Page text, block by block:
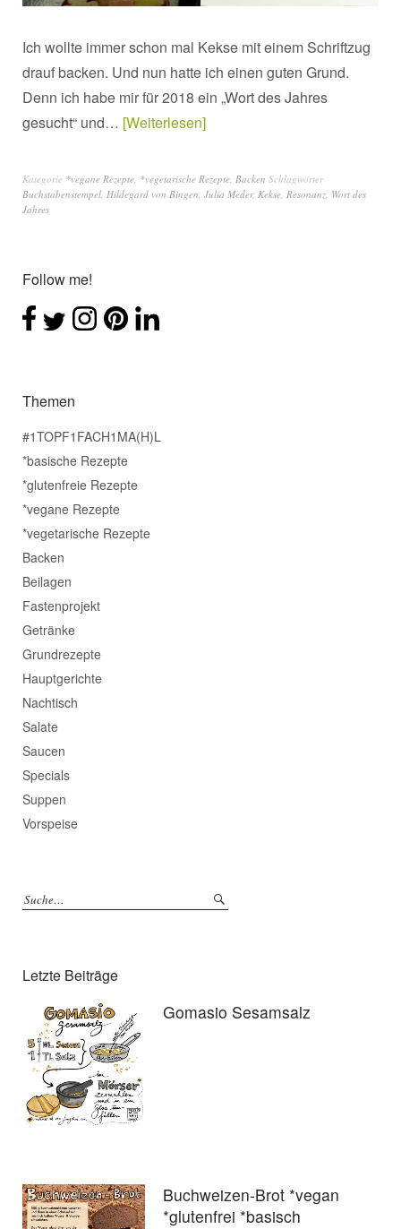
Ich wollte immer schon mal Kekse mit einem Schriftzug
drauf backen. Und nun hatte ich einen guten Grund.
Denn ich habe mir für 2018 ein „Wort des Jahres
gesucht“ und… Weiterlesen
Kategorie *vegane Rezepte *vegetarische Rezepte Backen Schlagwörter
Buchstabenstempel Hildegard von Bingen Julia Meder, Kekse Resonanz Wort des
Jahres
Follow me!
Themen
#1TOPF1FACH1MA(H)L
*basische Rezepte
*glutenfreie Rezepte
*vegane Rezepte
*vegetarische Rezepte
Backen
Beilagen
Fastenprojekt
Getränke
Grundrezepte
Hauptgerichte
Nachtisch
Salate
Saucen
Specials
Suppen
Vorspeise
Letzte Beiträge
Gomasio Sesamsalz
Buchweizen-Brot *vegan
*glutenfrei *basisch